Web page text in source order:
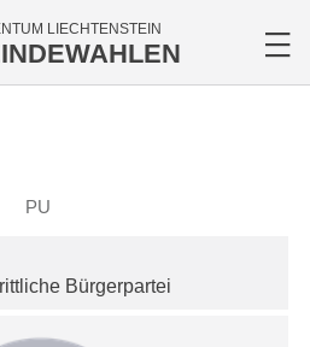
LIECHTENSTEIN
PU
Bürgerpartei